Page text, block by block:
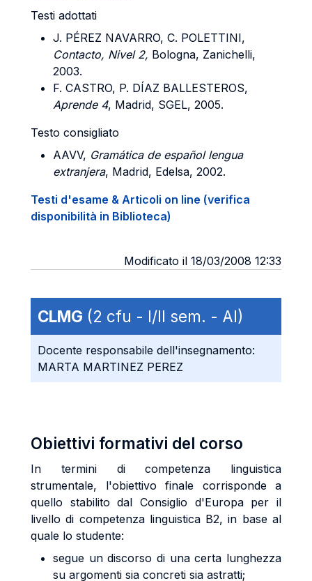
Testi adottati
J. PÉREZ NAVARRO, C. POLETTINI,
Contacto, Nivel 2, Bologna, Zanichelli,
2003.
F. CASTRO, P. DÍAZ BALLESTEROS,
Aprende 4, Madrid, SGEL, 2005.
Testo consigliato
AAVV, Gramática de español lengua
extranjera, Madrid, Edelsa, 2002.
Testi d'esame & Articoli on line (verifica
disponibilità in Biblioteca)
Modificato il 18/03/2008 12:33
CLMG (2 cfu - I/II sem. - AI)
Docente responsabile dell'insegnamento:
MARTA MARTINEZ PEREZ
Obiettivi formativi del corso
In termini di competenza linguistica
strumentale, l'obiettivo finale corrisponde a
quello stabilito dal Consiglio d'Europa per il
livello di competenza linguistica B2, in base al
quale lo studente:
segue un discorso di una certa lunghezza
su argomenti sia concreti sia astratti;